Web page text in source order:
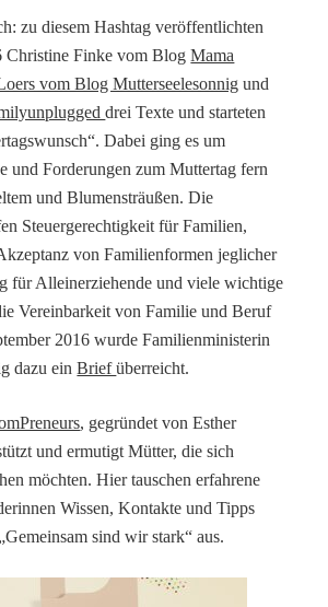
zu diesem Hashtag veröffentlichten
Christine Finke vom BlogMama
vom Blog Mutterseelesonnig und
drei Texte und starteten
Dabei ging es um
und Forderungen zum Muttertag fern
und Blumensträußen. Die
Steuergerechtigkeit für Familien,
von Familienformen jeglicher
für Alleinerziehende und viele wichtige
Vereinbarkeit von Familie und Beruf
2016 wurde Familienministerin
dazu einBriefüberreicht.
, gegründet von Esther
und ermutigt Mütter, die sich
möchten. Hier tauschen erfahrene
Wissen, Kontakte und Tipps
sind wir stark“ aus.